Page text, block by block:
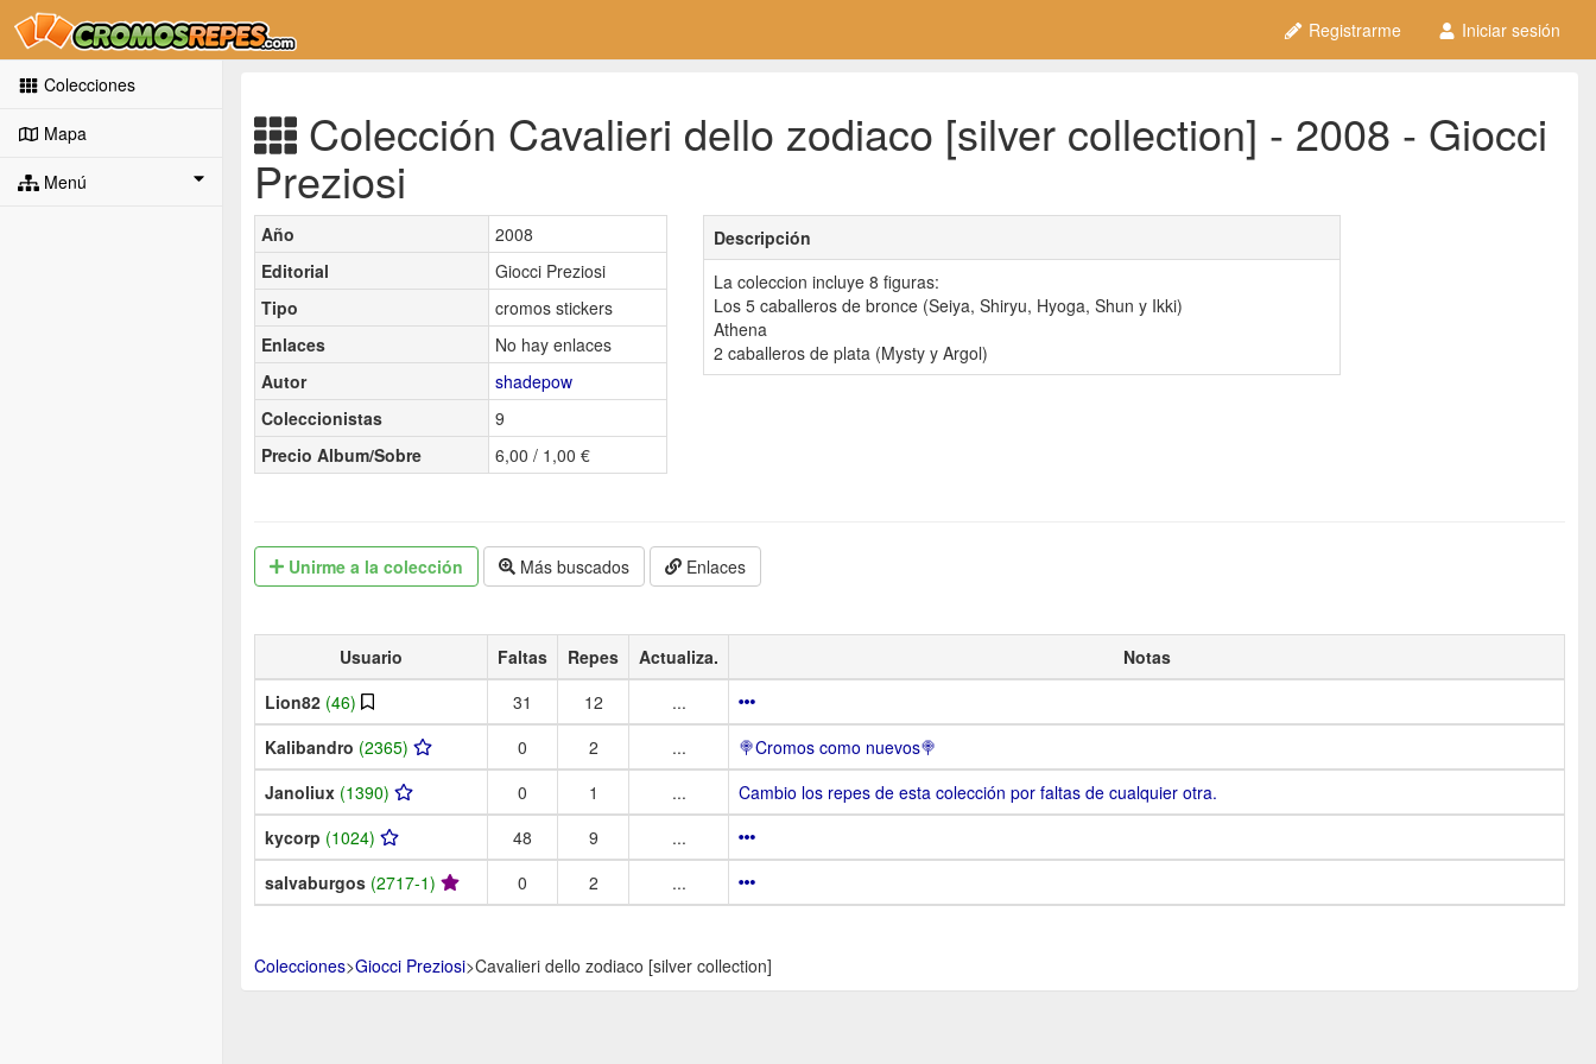
Registrarme Iniciar sesión
Colecciones
Mapa
Menú
Colección Cavalieri dello zodiaco [silver collection] - 2008 - Giocci
Preziosi
Año
2008
Editorial
Giocci Preziosi
Tipo
cromos stickers
Enlaces
No hay enlaces
Autor
shadepow
Coleccionistas
9
Precio Album/Sobre
6,00 / 1,00 €
Descripción
La coleccion incluye 8 figuras:
Los 5 caballeros de bronce (Seiya, Shiryu, Hyoga, Shun y Ikki)
Athena
2 caballeros de plata (Mysty y Argol)
Unirme a la colección Más buscados Enlaces
Usuario Faltas Repes Actualiza.
Notas
Lion82 (46) 31 12
...
Kalibandro (2365) 0 2 ...
🍭Cromos como nuevos🍭
Janoliux (1390) 0 1 ...
Cambio los repes de esta colección por faltas de cualquier otra.
kycorp (1024) 48 9
...
salvaburgos (2717-1) 0 2 ...
Colecciones>Giocci Preziosi>Cavalieri dello zodiaco [silver collection]